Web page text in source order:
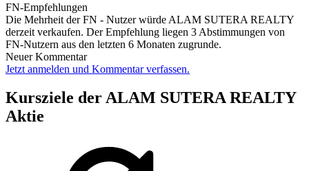
FN-Empfehlungen
Die Mehrheit der FN - Nutzer würde ALAM SUTERA REALTY
derzeit verkaufen. Der Empfehlung liegen 3 Abstimmungen von
FN-Nutzern aus den letzten 6 Monaten zugrunde.
Neuer Kommentar
Jetzt anmelden und Kommentar verfassen.
Kursziele der ALAM SUTERA REALTY
Aktie